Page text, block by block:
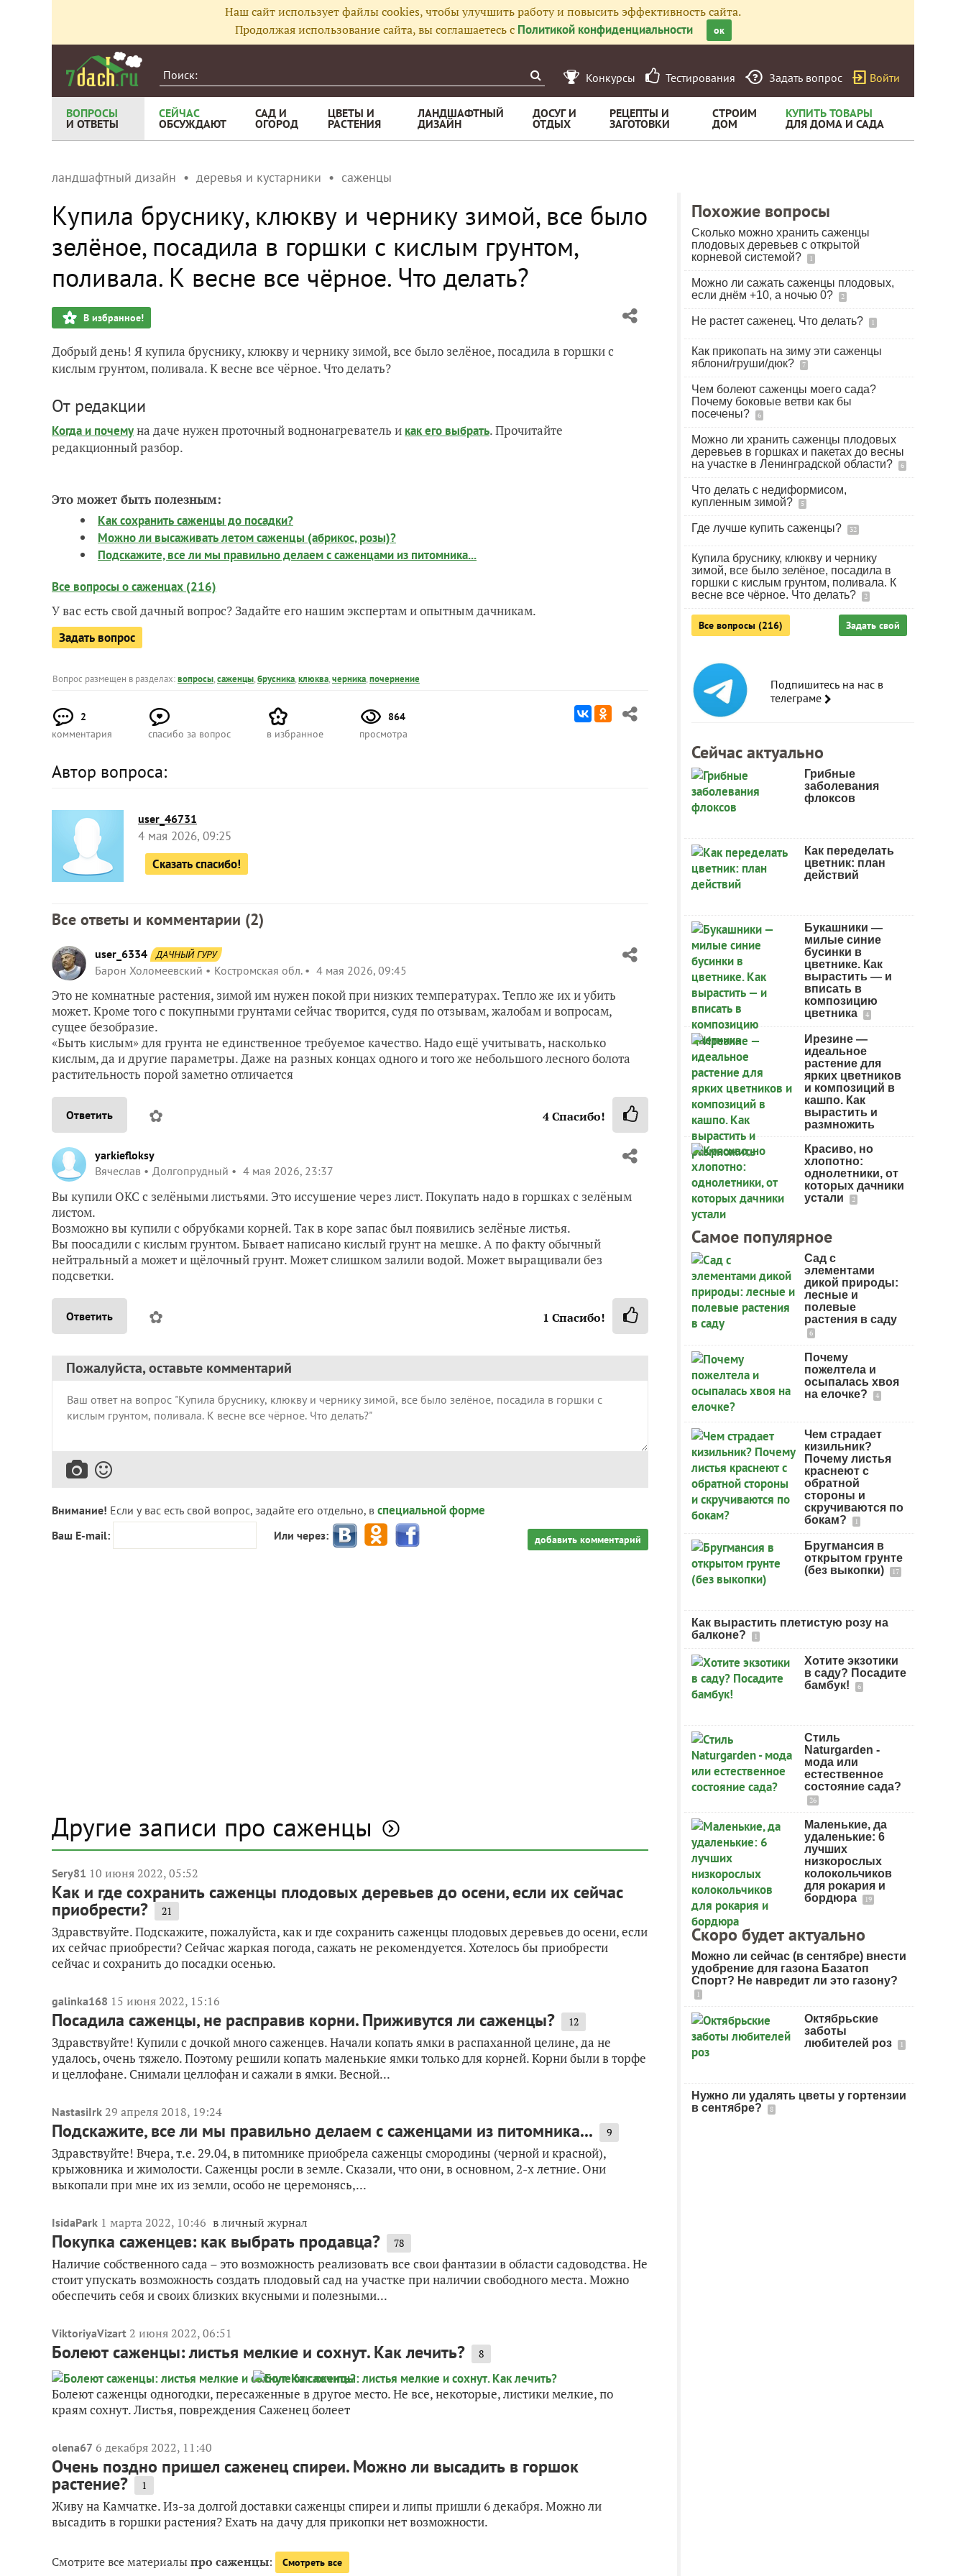
Наш сайт использует файлы cookies, чтобы улучшить работу и повысить эффективность сайта.
Продолжая использование сайта, вы соглашаетесь с Политикой конфиденциальности ок
Конкурсы Тестирования Задать вопрос Войти
ВОПРОСЫ
И ОТВЕТЫ
СЕЙЧАС
ОБСУЖДАЮТ
САД И
ОГОРОД
ЦВЕТЫ И
РАСТЕНИЯ
ЛАНДШАФТНЫЙ
ДИЗАЙН
ДОСУГ И
ОТДЫХ
РЕЦЕПТЫ И
ЗАГОТОВКИ
СТРОИМ
ДОМ
КУПИТЬ ТОВАРЫ
ДЛЯ ДОМА И САДА
ландшафтный дизайн деревья и кустарники саженцы
Купила бруснику, клюкву и чернику зимой, все было
зелёное, посадила в горшки с кислым грунтом,
поливала. К весне все чёрное. Что делать?
В избранное!
Добрый день! Я купила бруснику, клюкву и чернику зимой, все было зелёное, посадила в горшки с
кислым грунтом, поливала. К весне все чёрное. Что делать?
От редакции
Когда и почемуна даче нужен проточный воднонагреватель и как его выбрать. Прочитайте
редакционный разбор.
Это может быть полезным:
Как сохранить саженцы до посадки?
Можно ли высаживать летом саженцы (абрикос, розы)?
Подскажите, все ли мы правильно делаем с саженцами из питомника...
Все вопросы о саженцах (216)
У вас есть свой дачный вопрос? Задайте его нашим экспертам и опытным дачникам.
Задать вопрос
Вопрос размещен в разделах:вопросы,саженцы,брусника,клюква,черника,почернение
2
комментария
спасибо за вопрос в избранное
864
просмотра
Автор вопроса:
user_46731
4 мая 2026, 09:25
Сказать спасибо!
Все ответы и комментарии (2)
user_6334 ДАЧНЫЙ ГУРУ
Барон Холомеевский Костромская обл. 4 мая 2026, 09:45
Это не комнатные растения, зимой им нужен покой при низких температурах. Тепло же их и убить
может. Кроме того с покупными грунтами сейчас творится, судя по отзывам, жалобам и вопросам,
сущее безобразие.
«Быть кислым» для грунта не единственное требуемое качество. Надо ещё учитывать, насколько
кислым, да и другие параметры. Даже на разных концах одного и того же небольшого лесного болота
растительность порой заметно отличается
Ответить ✿ 4Спасибо!
yarkiefloksy
Вячеслав
Долгопрудный 4 мая 2026, 23:37
Вы купили ОКС с зелёными листьями. Это иссушение через лист. Покупать надо в горшках с зелёным
листом.
Возможно вы купили с обрубками корней. Так в коре запас был появились зелёные листья.
Вы поосадили с кислым грунтом. Бывает написано кислый грунт на мешке. А по факту обычный
нейтральный а может и щёлочный грунт. Может слишком залили водой. Может выращивали без
подсветки.
Ответить ✿ 1 Спасибо!
Пожалуйста, оставьте комментарий
Внимание! Если у вас есть свой вопрос, задайте его отдельно, в специальной форме
Ваш E-mail: Или через: добавить комментарий
Другие записи про саженцы
Sery81 10 июня 2022, 05:52
Как и где сохранить саженцы плодовых деревьев до осени, если их сейчас
приобрести? 21
Здравствуйте. Подскажите, пожалуйста, как и где сохранить саженцы плодовых деревьев до осени, если
их сейчас приобрести? Сейчас жаркая погода, сажать не рекомендуется. Хотелось бы приобрести
сейчас и сохранить до посадки осенью.
galinka168 15 июня 2022, 15:16
Посадила саженцы, не расправив корни. Приживутся ли саженцы? 12
Здравствуйте! Купили с дочкой много саженцев. Начали копать ямки в распаханной целине, да не
удалось, очень тяжело. Поэтому решили копать маленькие ямки только для корней. Корни были в торфе
и целлофане. Снимали целлофан и сажали в ямки. Весной...
NastasiIrk 29 апреля 2018, 19:24
Подскажите, все ли мы правильно делаем с саженцами из питомника... 9
Здравствуйте! Вчера, т.е. 29.04, в питомнике приобрела саженцы смородины (черной и красной),
крыжовника и жимолости. Саженцы росли в земле. Cказали, что они, в основном, 2-х летние. Они
выкопали при мне их из земли, особо не церемонясь,...
IsidaPark 1 марта 2022, 10:46 в личный журнал
Покупка саженцев: как выбрать продавца? 78
Наличие собственного сада – это возможность реализовать все свои фантазии в области садоводства. Не
стоит упускать возможность создать плодовый сад на участке при наличии свободного места. Можно
обеспечить себя и своих близких вкусными и полезными...
ViktoriyaVizart 2 июня 2022, 06:51
Болеют саженцы: листья мелкие и сохнут. Как лечить? 8
Болеют саженцы одногодки, пересаженные в другое место. Не все, некоторые, листики мелкие, по
краям сохнут. Листья, повреждения Саженец болеет
olena67 6 декабря 2022, 11:40
Очень поздно пришел саженец спиреи. Можно ли высадить в горшок
растение? 1
Живу на Камчатке. Из-за долгой доставки саженцы спиреи и липы пришли 6 декабря. Можно ли
высадить в горшки растения? Ехать на дачу для прикопки нет возможности.
Смотрите все материалыпро саженцы: Смотреть все
Похожие вопросы
Сколько можно хранить саженцы
плодовых деревьев с открытой
корневой системой?
1
Можно ли сажать саженцы плодовых,
если днём +10, а ночью 0?
2
Не растет саженец. Что делать? 1
Как прикопать на зиму эти саженцы
яблони/груши/дюк?
7
Чем болеют саженцы моего сада?
Почему боковые ветви как бы
посечены?
6
Можно ли хранить саженцы плодовых
деревьев в горшках и пакетах до весны
на участке в Ленинградской области?
6
Что делать с недиформисом,
купленным зимой?
5
Где лучше купить саженцы? 32
Купила бруснику, клюкву и чернику
зимой, все было зелёное, посадила в
горшки с кислым грунтом, поливала. К
весне все чёрное. Что делать?
2
Все вопросы (216) Задать свой
Подпишитесь на нас в
телеграме
Сейчас актуально
Грибные
заболевания
флоксов
Как переделать
цветник: план
действий
Букашники —
милые синие
бусинки в
цветнике. Как
вырастить — и
вписать в
композицию
цветника
4
Ирезине —
идеальное
растение для
ярких цветников
и композиций в
кашпо. Как
вырастить и
размножить
Красиво, но
хлопотно:
однолетники, от
которых дачники
устали
2
Самое популярное
Сад с
элементами
дикой природы:
лесные и
полевые
растения в саду
6
Почему
пожелтела и
осыпалась хвоя
на елочке?
4
Чем страдает
кизильник?
Почему листья
краснеют с
обратной
стороны и
скручиваются по
бокам?
1
Бругмансия в
открытом грунте
(без выкопки)
17
Как вырастить плетистую розу на
балконе?
1
Хотите экзотики
в саду? Посадите
бамбук!
6
Стиль
Naturgarden -
мода или
естественное
состояние сада?
26
Маленькие, да
удаленькие: 6
лучших
низкорослых
колокольчиков
для рокария и
бордюра
19
Скоро будет актуально
Можно ли сейчас (в сентябре) внести
удобрение для газона Базатоп
Спорт? Не навредит ли это газону?
1
Октябрьские
заботы
любителей роз
1
Нужно ли удалять цветы у гортензии
в сентябре?
8